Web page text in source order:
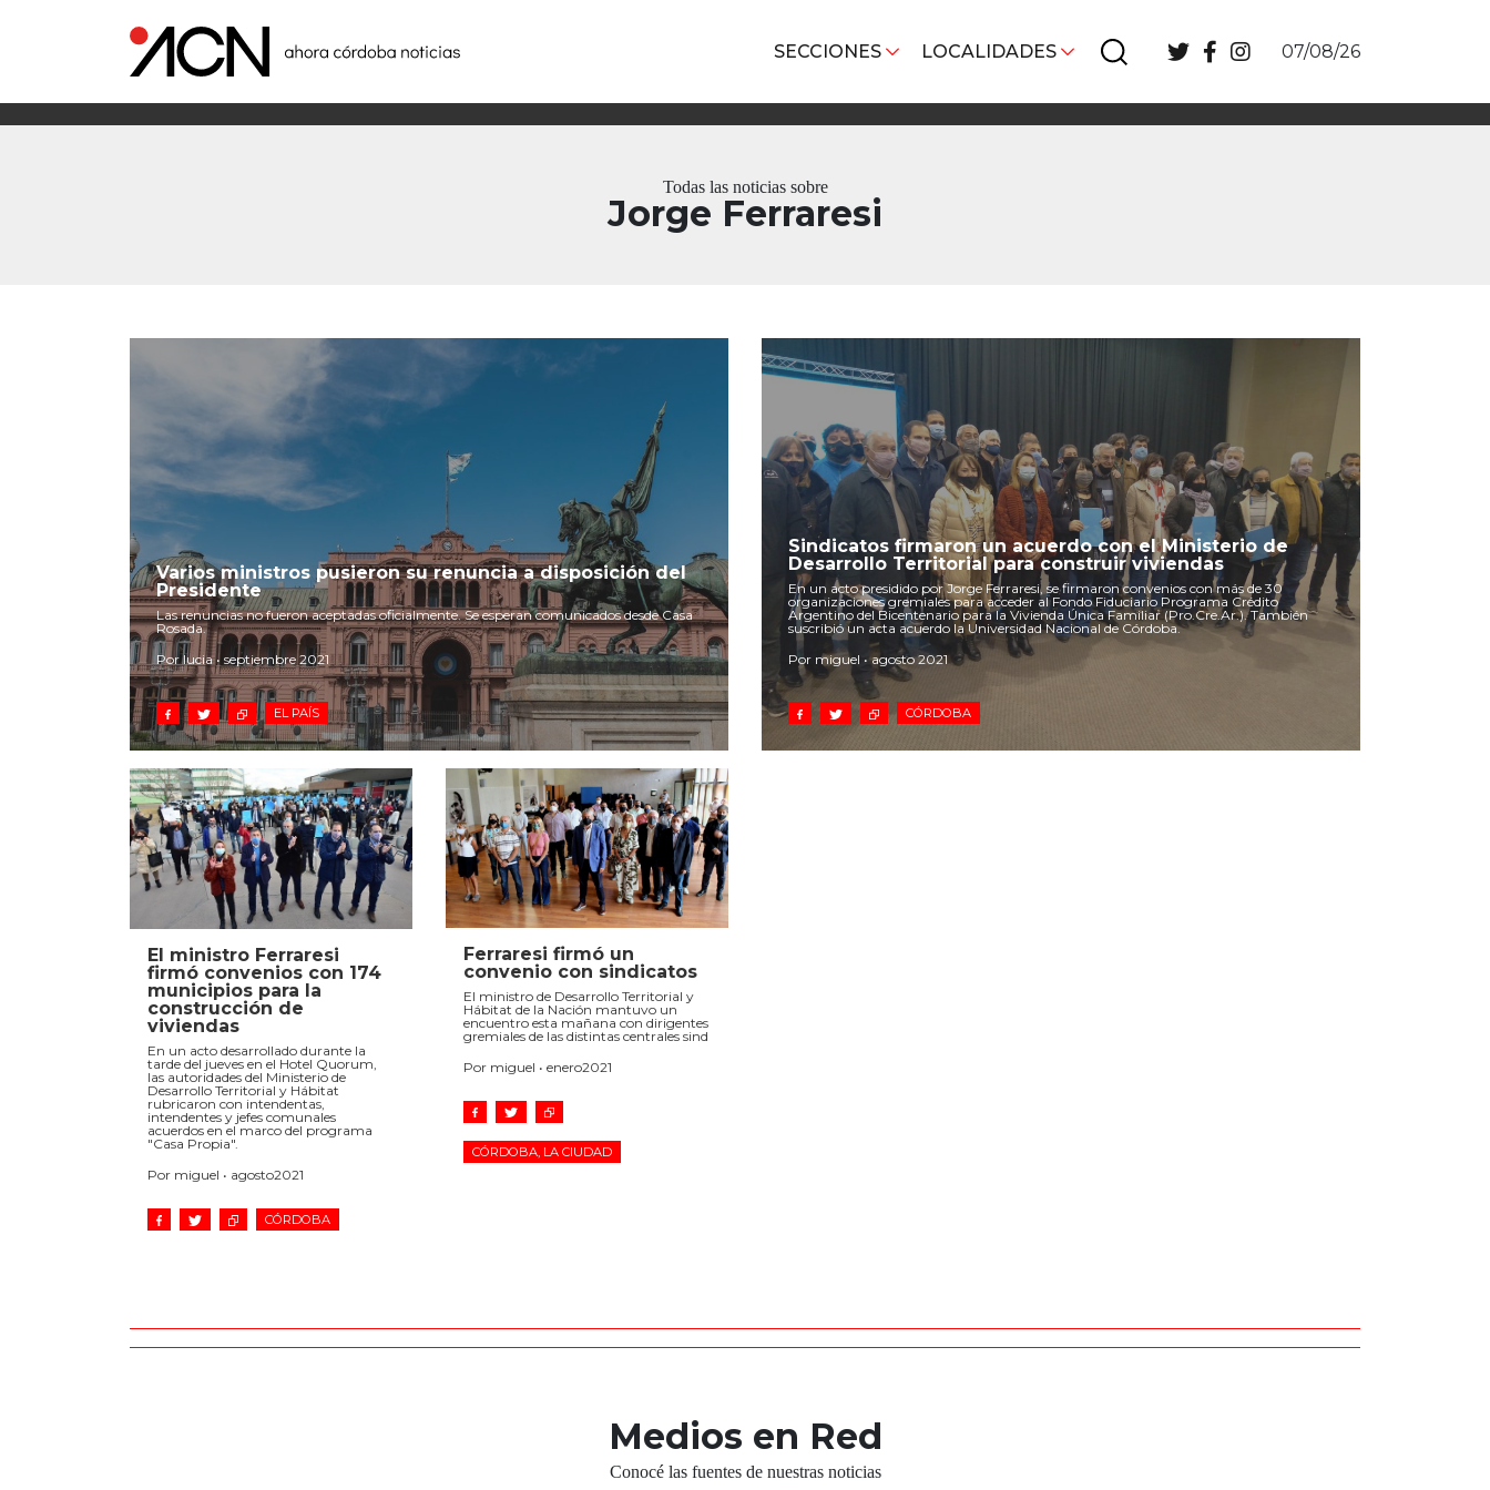
SECCIONES LOCALIDADES 07/08/26
Todas las noticias sobre
Jorge Ferraresi
Varios ministros pusieron su renuncia a disposición del
Presidente
Las renuncias no fueron aceptadas oficialmente. Se esperan comunicados desde Casa
Rosada.
Por lucia • septiembre 2021
EL PAÍS
Sindicatos firmaron un acuerdo con el Ministerio de
Desarrollo Territorial para construir viviendas
En un acto presidido por Jorge Ferraresi, se firmaron convenios con más de 30
organizaciones gremiales para acceder al Fondo Fiduciario Programa Crédito
Argentino del Bicentenario para la Vivienda Única Familiar (Pro.Cre.Ar.). También
suscribió un acta acuerdo la Universidad Nacional de Córdoba.
Por miguel • agosto 2021
CÓRDOBA
El ministro Ferraresi
firmó convenios con 174
municipios para la
construcción de
viviendas
En un acto desarrollado durante la
tarde del jueves en el Hotel Quorum,
las autoridades del Ministerio de
Desarrollo Territorial y Hábitat
rubricaron con intendentas,
intendentes y jefes comunales
acuerdos en el marco del programa
"Casa Propia".
Por miguel • agosto2021
CÓRDOBA
Ferraresi firmó un
convenio con sindicatos
El ministro de Desarrollo Territorial y
Hábitat de la Nación mantuvo un
encuentro esta mañana con dirigentes
gremiales de las distintas centrales sind
Por miguel • enero2021
CÓRDOBA, LA CIUDAD
Medios en Red
Conocé las fuentes de nuestras noticias